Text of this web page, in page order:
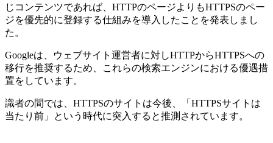
じコンテンツであれば、HTTPのページよりもHTTPSのペー
ジを優先的に登録する仕組みを導入したことを発表しまし
た。
Googleは、ウェブサイト運営者に対しHTTPからHTTPSへの
移行を推奨するため、これらの検索エンジンにおける優遇措
置をしています。
識者の間では、HTTPSのサイトは今後、「HTTPSサイトは
当たり前」という時代に突入すると推測されています。